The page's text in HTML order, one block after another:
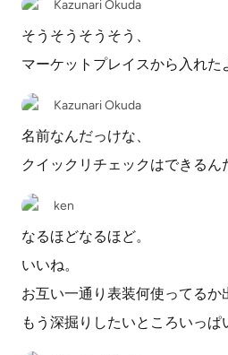
Kazunari Okuda
そうそうそうそう、
マーケットプレイスから入れた
Kazunari Okuda
名前なんだっけな、
クイックリチェックはできるん
ken
なるほどなるほど。
いいね。
お互い一通り表装何使ってるか
もう深掘りしたいところいっぱ